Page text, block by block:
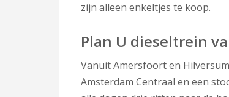
zijn alleen enkeltjes te koop.
Plan U dieseltrein
Vanuit Amersfoort en
Amsterdam Centraal en een